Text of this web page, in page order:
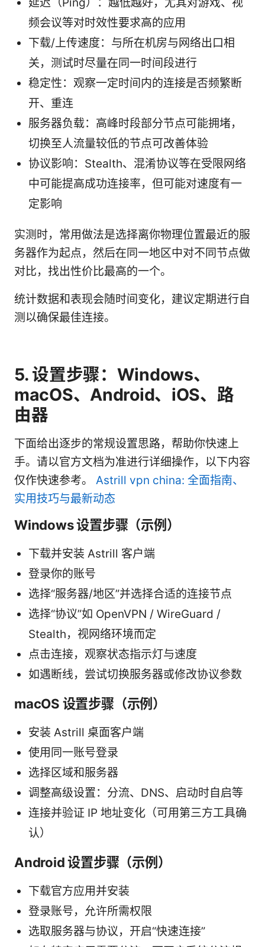
延迟（Ping）：越低越好，尤其对游戏、视
频会议等对时效性要求高的应用
下载/上传速度：与所在机房与网络出口相
关，测试时尽量在同一时间段进行
稳定性：观察一定时间内的连接是否频繁断
开、重连
服务器负载：高峰时段部分节点可能拥堵，
切换至人流量较低的节点可改善体验
协议影响：Stealth、混淆协议等在受限网络
中可能提高成功连接率，但可能对速度有一
定影响
实测时，常用做法是选择离你物理位置最近的服
务器作为起点，然后在同一地区中对不同节点做
对比，找出性价比最高的一个。
统计数据和表现会随时间变化，建议定期进行自
测以确保最佳连接。
5. 设置步骤：Windows、
macOS、Android、iOS、路
由器
下面给出逐步的常规设置思路，帮助你快速上
手。请以官方文档为准进行详细操作，以下内容
仅作快速参考。 Astrill vpn china: 全面指南、
实用技巧与最新动态
Windows 设置步骤（示例）
下载并安装 Astrill 客户端
登录你的账号
选择“服务器/地区”并选择合适的连接节点
选择“协议”如 OpenVPN / WireGuard /
Stealth，视网络环境而定
点击连接，观察状态指示灯与速度
如遇断线，尝试切换服务器或修改协议参数
macOS 设置步骤（示例）
安装 Astrill 桌面客户端
使用同一账号登录
选择区域和服务器
调整高级设置：分流、DNS、启动时自启等
连接并验证 IP 地址变化（可用第三方工具确
认）
Android 设置步骤（示例）
下载官方应用并安装
登录账号，允许所需权限
选取服务器与协议，开启“快速连接”